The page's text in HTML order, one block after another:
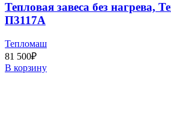
Тепловая завеса без нагрева,
П3117A
Тепломаш
81 500₽
В корзину